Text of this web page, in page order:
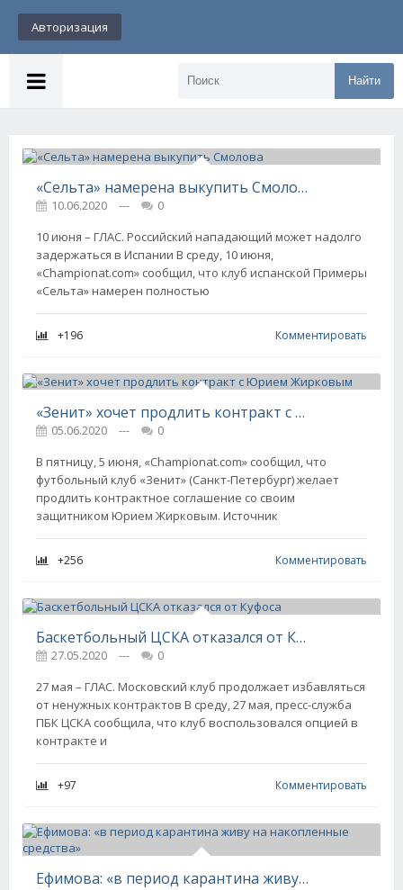
Авторизация
Найти
«Сельта» намерена выкупить Смолова
10.06.2020 ---
0
10 июня – ГЛАС. Российский нападающий может надолго
задержаться в Испании В среду, 10 июня,
«Championat.com» сообщил, что клуб испанской Примеры
«Сельта» намерен полностью
+196 Комментировать
«Зенит» хочет продлить контракт с Юрием Жирковым
05.06.2020 ---
0
В пятницу, 5 июня, «Championat.com» сообщил, что
футбольный клуб «Зенит» (Санкт-Петербург) желает
продлить контрактное соглашение со своим
защитником Юрием Жирковым. Источник
+256 Комментировать
Баскетбольный ЦСКА отказался от Куфоса
27.05.2020 ---
0
27 мая – ГЛАС. Московский клуб продолжает избавляться
от ненужных контрактов В среду, 27 мая, пресс-служба
ПБК ЦСКА сообщила, что клуб воспользовался опцией в
контракте и
+97 Комментировать
Ефимова: «в период карантина живу на накопленные средства»